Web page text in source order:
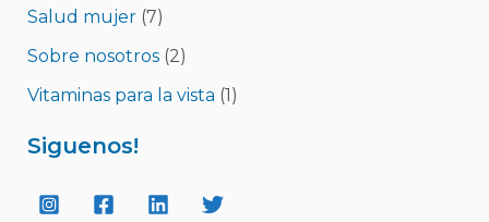
Salud mujer(7)
Sobre nosotros(2)
Vitaminas para la vista (1)
Siguenos!